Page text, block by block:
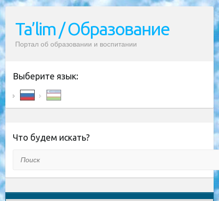
Ta’lim / Образование
Портал об образовании и воспитании
Выберите язык:
Что будем искать?